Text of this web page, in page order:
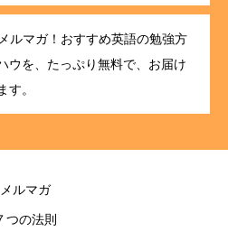
ルマガ！おすすめ英語の勉強方
ウを、たっぷり無料で、お届け
す。
メルマガ
つの法則